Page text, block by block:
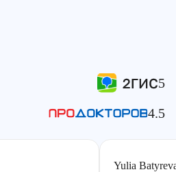
5
4.5
Yulia